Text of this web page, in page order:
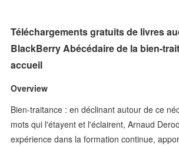
Téléchargements gratuits de livres
BlackBerry Abécédaire de la bien-
accueil
Overview
Bien-traitance : en déclinant autour de ce
mots qui l'étayent et l'éclairent, Arnaud
expérience dans la formation continue,